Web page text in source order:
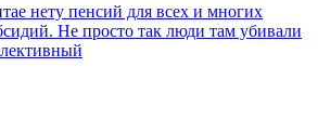
нету пенсий для всех и многих
Не просто так люди там убивали